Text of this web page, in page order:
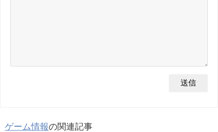
ゲーム情報の関連記事